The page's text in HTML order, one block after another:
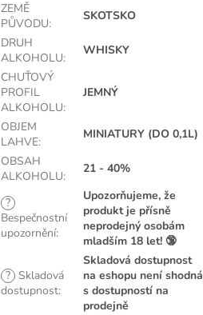
ZEMĚ
PŮVODU:
SKOTSKO
DRUH
ALKOHOLU:
WHISKY
CHUŤOVÝ
PROFIL
ALKOHOLU:
JEMNÝ
OBJEM
LAHVE:
MINIATURY (DO 0,1L)
OBSAH
ALKOHOLU:
21 - 40%
?
Bespečnostní
upozornění:
Upozorňujeme, že
produkt je přísně
neprodejný osobám
mladším 18 let! 🔞
? Skladová
dostupnost:
Skladová dostupnost
na eshopu není shodná
s dostupností na
prodejně